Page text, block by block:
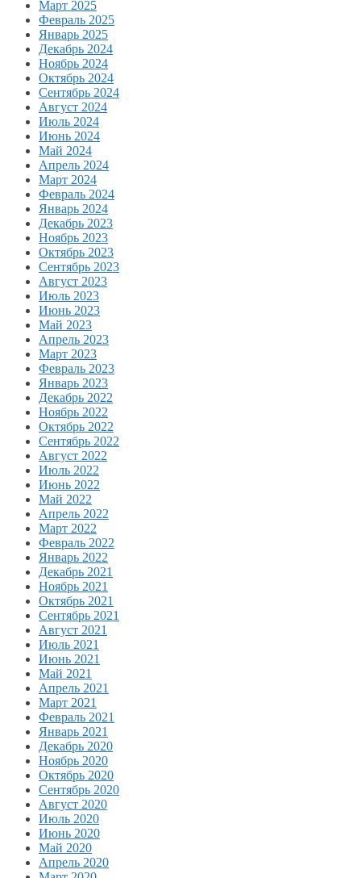
Март 2025
Февраль 2025
Январь 2025
Декабрь 2024
Ноябрь 2024
Октябрь 2024
Сентябрь 2024
Август 2024
Июль 2024
Июнь 2024
Май 2024
Апрель 2024
Март 2024
Февраль 2024
Январь 2024
Декабрь 2023
Ноябрь 2023
Октябрь 2023
Сентябрь 2023
Август 2023
Июль 2023
Июнь 2023
Май 2023
Апрель 2023
Март 2023
Февраль 2023
Январь 2023
Декабрь 2022
Ноябрь 2022
Октябрь 2022
Сентябрь 2022
Август 2022
Июль 2022
Июнь 2022
Май 2022
Апрель 2022
Март 2022
Февраль 2022
Январь 2022
Декабрь 2021
Ноябрь 2021
Октябрь 2021
Сентябрь 2021
Август 2021
Июль 2021
Июнь 2021
Май 2021
Апрель 2021
Март 2021
Февраль 2021
Январь 2021
Декабрь 2020
Ноябрь 2020
Октябрь 2020
Сентябрь 2020
Август 2020
Июль 2020
Июнь 2020
Май 2020
Апрель 2020